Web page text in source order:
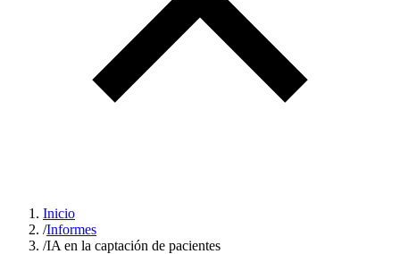
Inicio
/Informes
/IA en la captación de pacientes